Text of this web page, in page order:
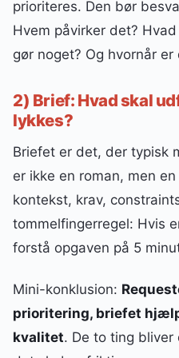
prioriteres. Den bør
Hvem påvirker det?
gør noget? Og hvornår
2) Brief: Hvad skal
lykkes?
Briefet er det, der typisk
er ikke en roman, men
kontekst, krav,
tommelfingerregel: Hvis
forstå opgaven på 5
Mini-konklusion:
prioritering, briefet
kvalitet. De to ting